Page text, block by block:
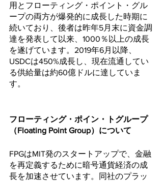
用とフローティング・ポイント・グル
ープの両方が爆発的に成長した時期に
続いており、後者は昨年5月末に資金調
達を発表して以来、1000％以上の成長
を遂げています。2019年6月以降、
USDCは450%成長し、現在流通してい
る供給量は約60億ドルに達していま
す。
フローティング・ポイン・トグループ
（Floating Point Group）について
FPGはMIT発のスタートアップで、金融
を再定義するために暗号通貨経済の成
長を加速させています。同社のプラッ